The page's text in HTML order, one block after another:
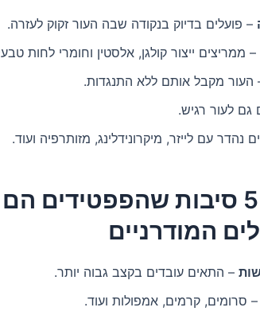
– פועלים בדיוק בנקודה שבה העור זקוק לעזרה.
– ממריצים ייצור קולגן, אלסטין וחומרי לחות
העור מקבל אותם ללא התנגדות.
גם לעור רגיש.
נהדר עם לייזר, מיקרונידלינג, מזותרפיה ועוד.
למה דווקא עכשיו? 5 סיבות שהפפטידים הם
המודרניים
– התאים עובדים בקצב גבוה יותר.
– סרומים, קרמים, אמפולות ועוד.